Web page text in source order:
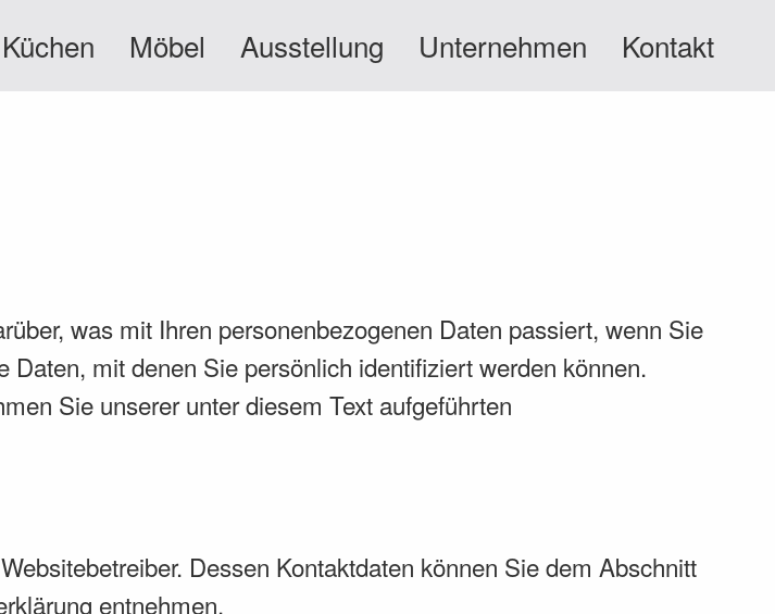
Küchen Möbel Ausstellung Unternehmen Kontakt
was mit Ihren personenbezogenen Daten passiert, wenn Sie
mit denen Sie persönlich identifiziert werden können.
Sie unserer unter diesem Text aufgeführten
Dessen Kontaktdaten können Sie dem Abschnitt
entnehmen.